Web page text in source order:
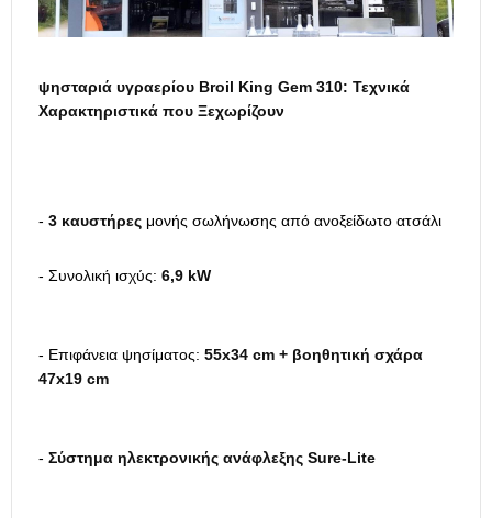
ψησταριά υγραερίου Broil King Gem 310: Τεχνικά
Χαρακτηριστικά που Ξεχωρίζουν
- 3 καυστήρες μονής σωλήνωσης από ανοξείδωτο ατσάλι
- Συνολική ισχύς: 6,9 kW
- Επιφάνεια ψησίματος: 55x34 cm + βοηθητική σχάρα
47x19 cm
- Σύστημα ηλεκτρονικής ανάφλεξης Sure-Lite